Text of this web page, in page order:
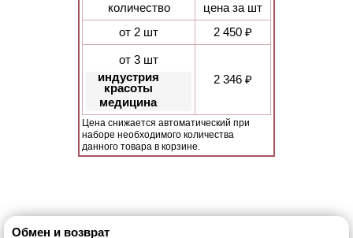
количество
цена за шт
от 2 шт
2 450 ₽
от 3 шт
индустрия
красоты
медицина
2 346 ₽
Цена снижается автоматический при
наборе необходимого количества
данного товара в корзине.
Обмен и возврат